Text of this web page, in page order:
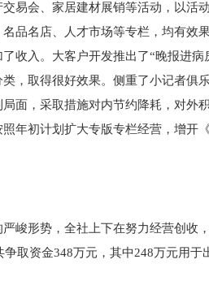
交易会、家居建材展销等活动，以活
品名店、人才市场等专栏，均有效
收入。大客户开发推出了“晚报进
类，取得很好效果。侧重了小记者俱
局面，采取措施对内节约降耗，对外
年初计划扩大专版专栏经营，增开
形势，全社上下在努力经营创收，
争取资金348万元，其中248万元用